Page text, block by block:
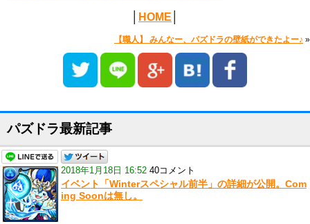
HOME
【職人】 みんなー、パズドラの壁紙ができたよー♪ »
パズドラ最新記事
2018年1月18日 16:52 40コメント
イベント「Winterスペシャル前半」の詳細が公開。Com
ing Soonは無し。